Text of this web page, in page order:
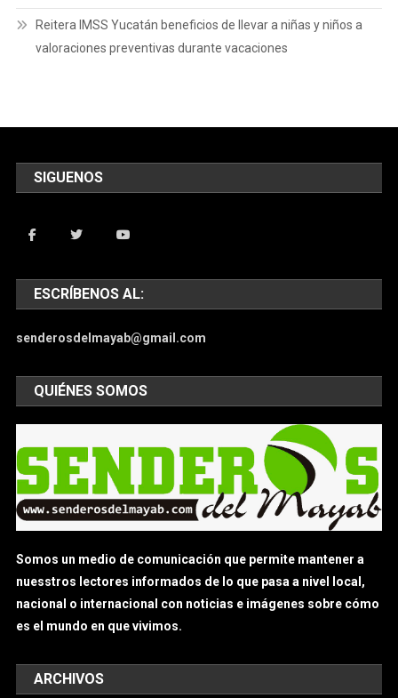
Reitera IMSS Yucatán beneficios de llevar a niñas y niños a
valoraciones preventivas durante vacaciones
SIGUENOS
ESCRÍBENOS AL:
senderosdelmayab@gmail.com
QUIÉNES SOMOS
Somos un medio de comunicación que permite mantener a
nuesstros lectores informados de lo que pasa a nivel local,
nacional o internacional con noticias e imágenes sobre cómo
es el mundo en que vivimos.
ARCHIVOS